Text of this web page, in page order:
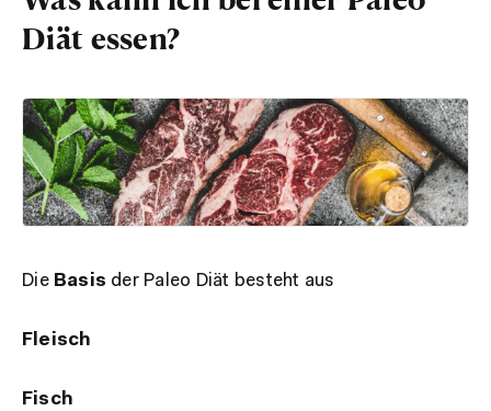
Diät essen?
DieBasis der Paleo Diät besteht aus
Fleisch
Fisch